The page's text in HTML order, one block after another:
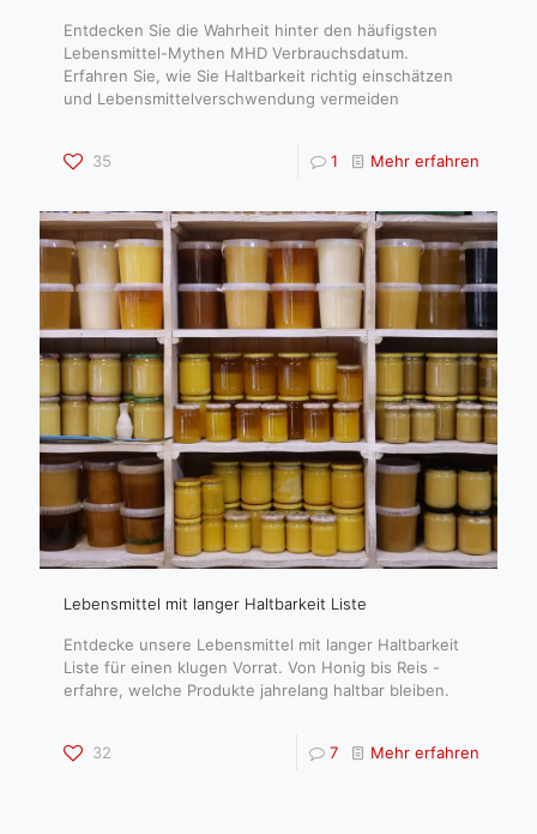
Entdecken Sie die Wahrheit hinter den häufigsten
Lebensmittel-Mythen MHD Verbrauchsdatum.
Erfahren Sie, wie Sie Haltbarkeit richtig einschätzen
und Lebensmittelverschwendung vermeiden
35 1 Mehr erfahren
Lebensmittel mit langer Haltbarkeit Liste
Entdecke unsere Lebensmittel mit langer Haltbarkeit
Liste für einen klugen Vorrat. Von Honig bis Reis -
erfahre, welche Produkte jahrelang haltbar bleiben.
32 7 Mehr erfahren